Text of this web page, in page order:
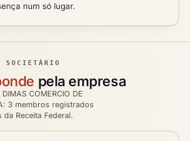
num só lugar.
pela empresa
COMERCIO DE
3 membros registrados
Receita Federal.